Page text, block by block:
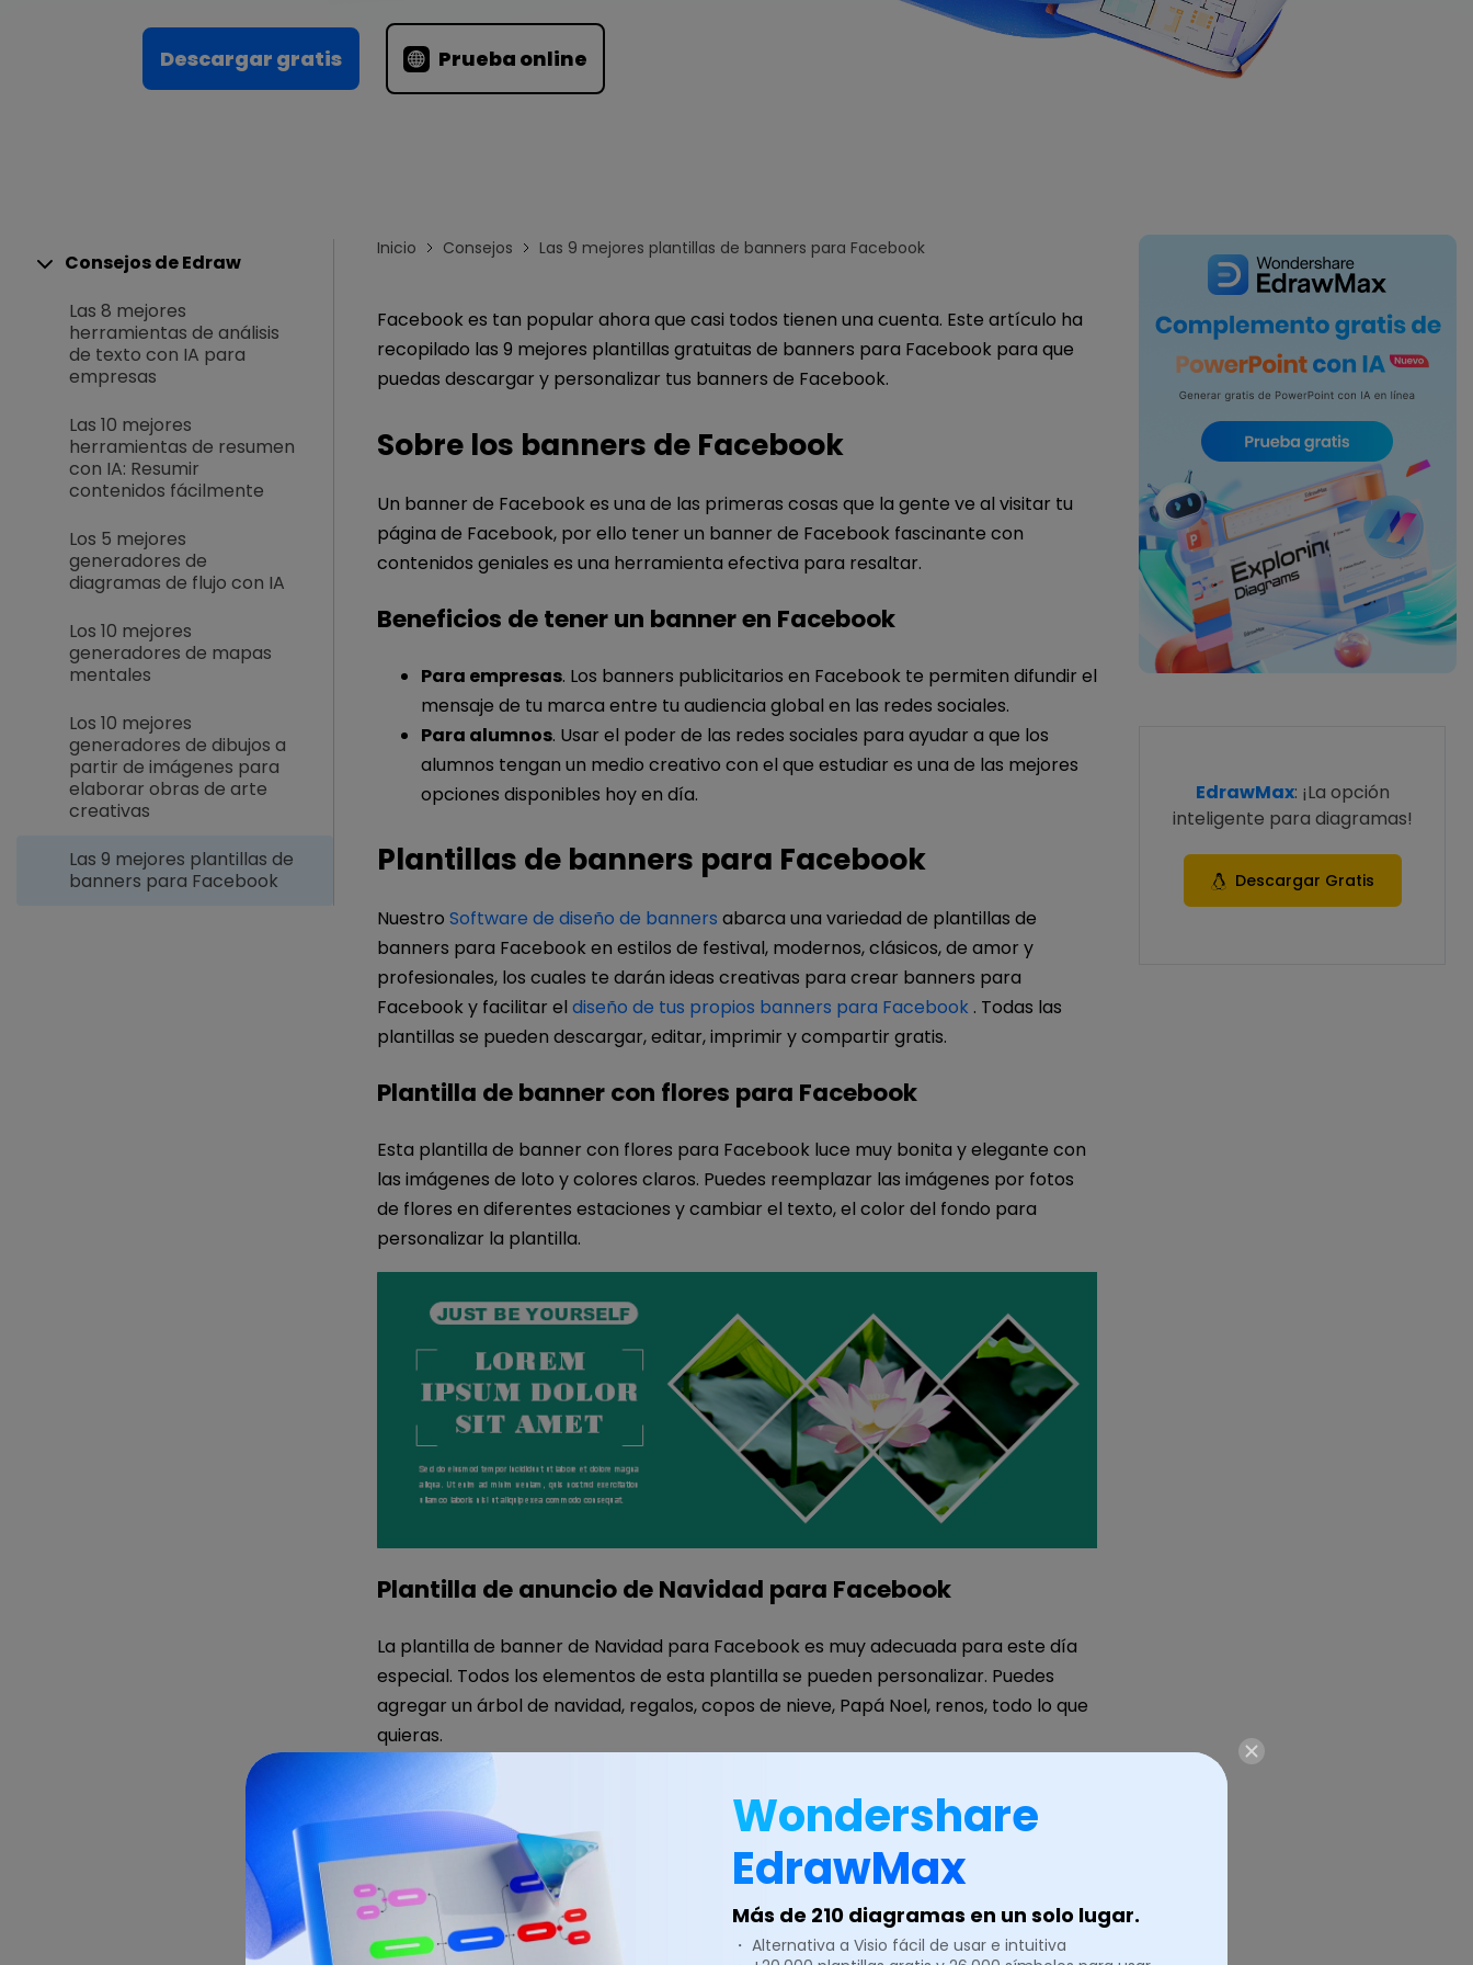
Centro de conocimientos
IA de EdrawMind
Creador de IA para
mapa mental.
Descargar gratis Prueba online
Consejos de Edraw
Las 8 mejores
herramientas de análisis
de texto con IA para
empresas
Las 10 mejores
herramientas de resumen
con IA: Resumir
contenidos fácilmente
Los 5 mejores
generadores de
diagramas de flujo con IA
Los 10 mejores
generadores de mapas
mentales
Los 10 mejores
generadores de dibujos a
partir de imágenes para
elaborar obras de arte
creativas
Las 9 mejores plantillas de
banners para Facebook
Inicio Consejos Las 9 mejores plantillas de banners para Facebook
Facebook es tan popular ahora que casi todos tienen una cuenta. Este artículo ha
recopilado las 9 mejores plantillas gratuitas de banners para Facebook para que
puedas descargar y personalizar tus banners de Facebook.
Sobre los banners de Facebook
Un banner de Facebook es una de las primeras cosas que la gente ve al visitar tu
página de Facebook, por ello tener un banner de Facebook fascinante con
contenidos geniales es una herramienta efectiva para resaltar.
Beneficios de tener un banner en Facebook
Para empresas. Los banners publicitarios en Facebook te permiten difundir el
mensaje de tu marca entre tu audiencia global en las redes sociales.
Para alumnos. Usar el poder de las redes sociales para ayudar a que los
alumnos tengan un medio creativo con el que estudiar es una de las mejores
opciones disponibles hoy en día.
Plantillas de banners para Facebook
Nuestro Software de diseño de banners abarca una variedad de plantillas de
banners para Facebook en estilos de festival, modernos, clásicos, de amor y
profesionales, los cuales te darán ideas creativas para crear banners para
Facebook y facilitar el diseño de tus propios banners para Facebook . Todas las
plantillas se pueden descargar, editar, imprimir y compartir gratis.
Plantilla de banner con flores para Facebook
Esta plantilla de banner con flores para Facebook luce muy bonita y elegante con
las imágenes de loto y colores claros. Puedes reemplazar las imágenes por fotos
de flores en diferentes estaciones y cambiar el texto, el color del fondo para
personalizar la plantilla.
Plantilla de anuncio de Navidad para Facebook
La plantilla de banner de Navidad para Facebook es muy adecuada para este día
especial. Todos los elementos de esta plantilla se pueden personalizar. Puedes
agregar un árbol de navidad, regalos, copos de nieve, Papá Noel, renos, todo lo que
quieras.
EdrawMax: ¡La opción
inteligente para diagramas!
Descargar Gratis
Wondershare
EdrawMax
Más de 210 diagramas en un solo lugar.
・ Alternativa a Visio fácil de usar e intuitiva